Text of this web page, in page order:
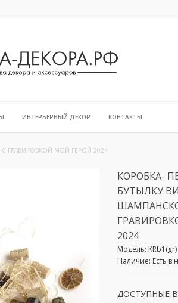
ИНТЕРЬЕРНЫЙ ДЕКОР КОНТАКТЫ
ГРАВИРОВКОЙ МОЙ ГЕРОЙ 2024
КОРОБКА-
БУТЫЛКУ
2024
Модель: KRb1(gr)
Наличие: Есть в
ДОСТУПНЫЕ